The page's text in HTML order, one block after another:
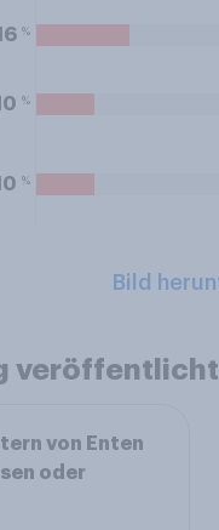
%
%
%
Bild
veröffentlicht
von Enten
oder